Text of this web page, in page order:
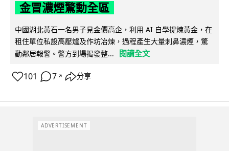
金冒濃煙驚動全區
中國湖北黃石一名男子見金價高企，利用 AI 自學提煉黃金，在
租住單位私設高壓爐及作坊冶煉，過程產生大量刺鼻濃煙，驚
動鄰居報警。警方到場揭發整...
閱讀全文
101 7 ↗ 分享
ADVERTISEMENT